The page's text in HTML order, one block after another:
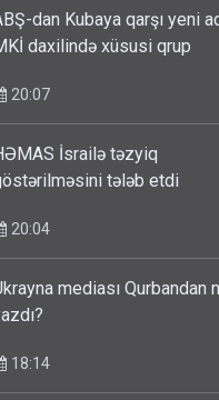
sui-qəsd planının
5 Avqust 16:56
dan Kubaya qarşı yeni
daxilində xüsusi qrup
20:07
İsrailə təzyiq
tələb etdi
20:04
mediası Qurbandan
18:14